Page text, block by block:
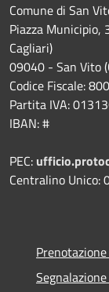
Comune di San
Piazza
Cagliari)
09040 - San Vito
Codice Fiscale:
Partita IVA:
IBAN: #
PEC:
Centralino Unico: